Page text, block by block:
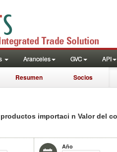
Aranceles GVC API
Resumen Socios
importaci n Valor del
Año